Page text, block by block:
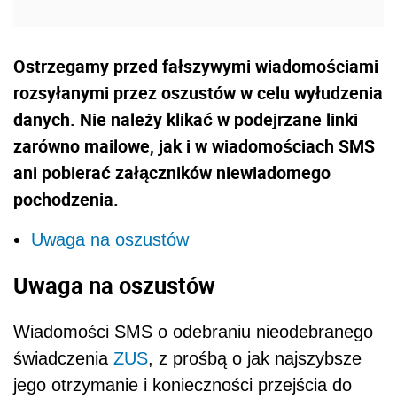
Ostrzegamy przed fałszywymi wiadomościami
rozsyłanymi przez oszustów w celu wyłudzenia
danych. Nie należy klikać w podejrzane linki
zarówno mailowe, jak i w wiadomościach SMS
ani pobierać załączników niewiadomego
pochodzenia.
Uwaga na oszustów
Uwaga na oszustów
Wiadomości SMS o odebraniu nieodebranego
świadczenia ZUS, z prośbą o jak najszybsze
jego otrzymanie i konieczności przejścia do